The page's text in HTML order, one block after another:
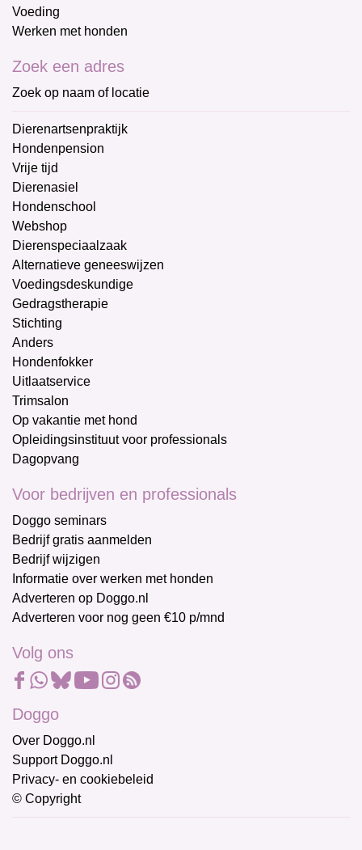
Voeding
Werken met honden
Zoek een adres
Zoek op naam of locatie
Dierenartsenpraktijk
Hondenpension
Vrije tijd
Dierenasiel
Hondenschool
Webshop
Dierenspeciaalzaak
Alternatieve geneeswijzen
Voedingsdeskundige
Gedragstherapie
Stichting
Anders
Hondenfokker
Uitlaatservice
Trimsalon
Op vakantie met hond
Opleidingsinstituut voor professionals
Dagopvang
Voor bedrijven en professionals
Doggo seminars
Bedrijf gratis aanmelden
Bedrijf wijzigen
Informatie over werken met honden
Adverteren op Doggo.nl
Adverteren voor nog geen €10 p/mnd
Volg ons
Doggo
Over Doggo.nl
Support Doggo.nl
Privacy- en cookiebeleid
© Copyright